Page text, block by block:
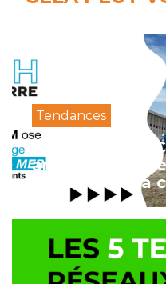
Tendances
L’agence
année encore
& MER pour la
enfants.